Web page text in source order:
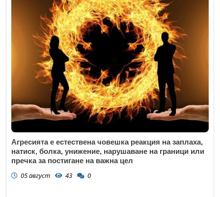
Агресията е естествена човешка реакция на заплаха,
натиск, болка, унижение, нарушаване на граници или
пречка за постигане на важна цел
05 август 43 0